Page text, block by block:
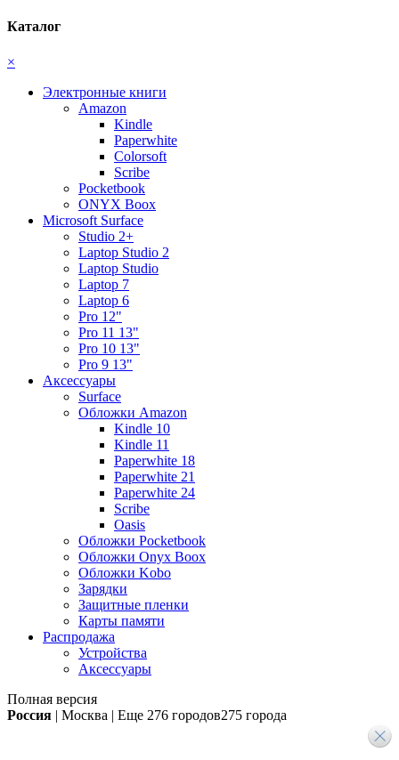
Каталог
×
Электронные книги
Amazon
Kindle
Paperwhite
Colorsoft
Scribe
Pocketbook
ONYX Boox
Microsoft Surface
Studio 2+
Laptop Studio 2
Laptop Studio
Laptop 7
Laptop 6
Pro 12"
Pro 11 13"
Pro 10 13"
Pro 9 13"
Аксессуары
Surface
Обложки Amazon
Kindle 10
Kindle 11
Paperwhite 18
Paperwhite 21
Paperwhite 24
Scribe
Oasis
Обложки Pocketbook
Обложки Onyx Boox
Обложки Kobo
Зарядки
Защитные пленки
Карты памяти
Распродажа
Устройства
Аксессуары
Полная версия
Россия | Москва | Еще 276 городов275 города